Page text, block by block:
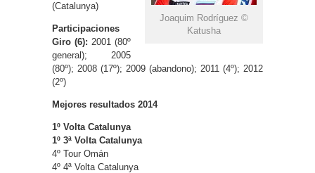
Joaquim Rodríguez ©
Katusha
(Catalunya)
Participaciones
Giro (6): 2001 (80º
general); 2005
(80º); 2008 (17º); 2009 (abandono); 2011 (4º); 2012
(2º)
Mejores resultados 2014
1º Volta Catalunya
1º 3ª Volta Catalunya
4º Tour Omán
4º 4ª Volta Catalunya